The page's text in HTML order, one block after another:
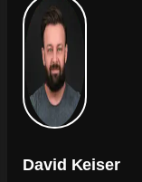
David Keiser